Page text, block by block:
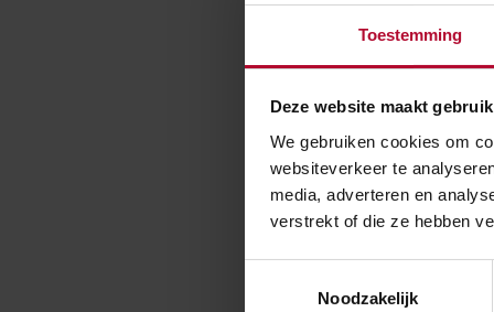
Toestemming
Deze website maakt
We gebruiken cookies om
websiteverkeer te
media, adverteren en
verstrekt of die ze hebben
Noodzakelijk
Tribune
Het op zijn
meter hoog is
te nemen, is
op het nabij